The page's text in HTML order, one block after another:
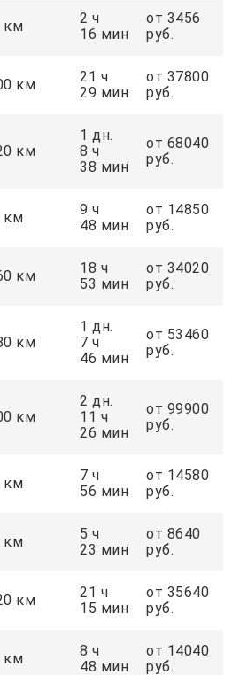
км
2 ч
16 мин
от 3456
руб.
км
21 ч
29 мин
от 37800
руб.
км
1 дн.
8 ч
38 мин
от 68040
руб.
км
9 ч
48 мин
от 14850
руб.
км
18 ч
53 мин
от 34020
руб.
км
1 дн.
7 ч
46 мин
от 53460
руб.
км
2 дн.
11 ч
26 мин
от 99900
руб.
км
7 ч
56 мин
от 14580
руб.
км
5 ч
23 мин
от 8640
руб.
км
21 ч
15 мин
от 35640
руб.
км
8 ч
48 мин
от 14040
руб.